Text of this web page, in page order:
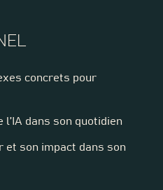
concrets pour
l’IA dans son quotidien
et son impact dans son